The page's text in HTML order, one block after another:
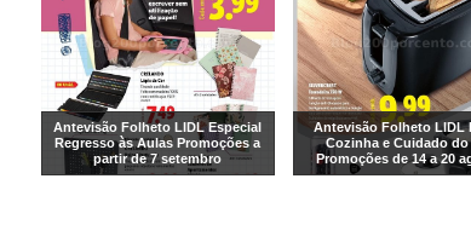
Antevisão Folheto LIDL Especial
Regresso às Aulas Promoções a
partir de 7 setembro
Antevisão Folheto LIDL
Cozinha e Cuidado do
Promoções de 14 a 20